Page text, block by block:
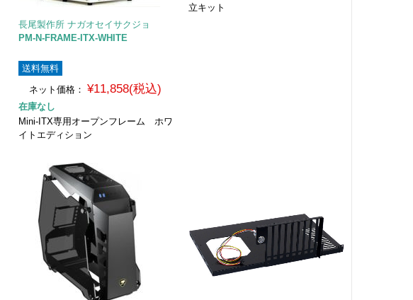
長尾製作所 ナガオセイサクジョ
PM-N-FRAME-ITX-WHITE
送料無料
ネット価格： ¥11,858(税込)
在庫なし
Mini-ITX専用オープンフレーム ホワ
イトエディション
立キット